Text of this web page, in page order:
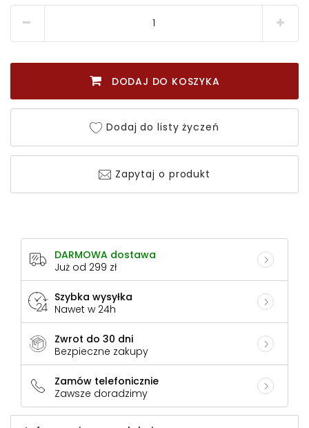
DODAJ DO KOSZYKA
Dodaj do listy życzeń
Zapytaj o produkt
DARMOWA dostawa
Już od 299 zł
Szybka wysyłka
Nawet w 24h
Zwrot do 30 dni
Bezpieczne zakupy
Zamów telefonicznie
Zawsze doradzimy